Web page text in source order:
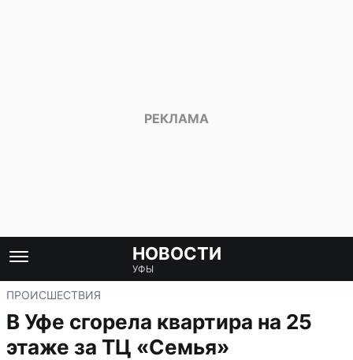
НОВОСТИ
УФЫ
ПРОИСШЕСТВИЯ
В Уфе сгорела квартира на 25
этаже за ТЦ «Семья»